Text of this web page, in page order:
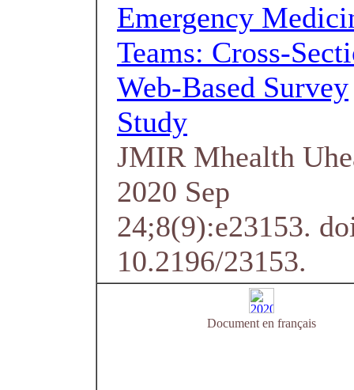
Emergency
Teams: Cross-
Web-Based Survey
Study
JMIR Mhealth
2020 Sep
24;8(9):e23153.
10.2196/23153.
Document en français